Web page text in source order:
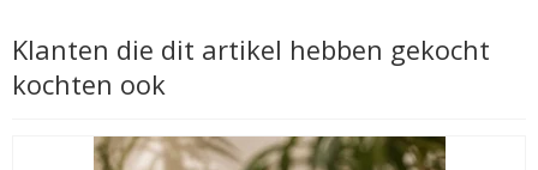
Klanten die dit artikel hebben gekocht
kochten ook